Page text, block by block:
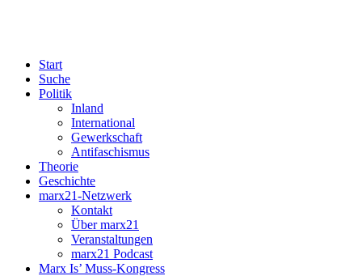
Start
Suche
Politik
Inland
International
Gewerkschaft
Antifaschismus
Theorie
Geschichte
marx21-Netzwerk
Kontakt
Über marx21
Veranstaltungen
marx21 Podcast
Marx Is’ Muss-Kongress